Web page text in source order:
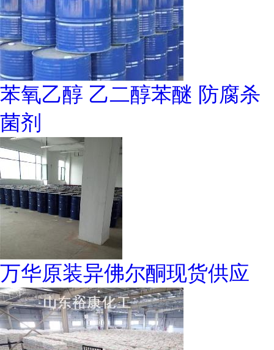
苯氧乙醇 乙二醇苯醚 防腐杀
菌剂
万华原装异佛尔酮现货供应